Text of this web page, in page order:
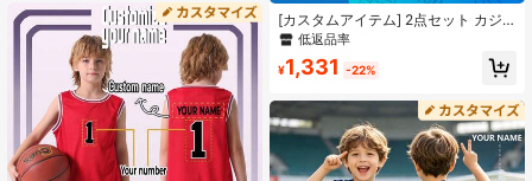
ーツセット
[カスタムアイテム] 2点セット カジ
ュアル速乾半袖アクティブウェア、
常着に適しています、名前カスタマ
ストリートスタイル、男の子への理
想的なギフト、誕生日、学校の大
会、スポーツ、クライミング、アス
レジャー
低返品率
¥1,331 -22%